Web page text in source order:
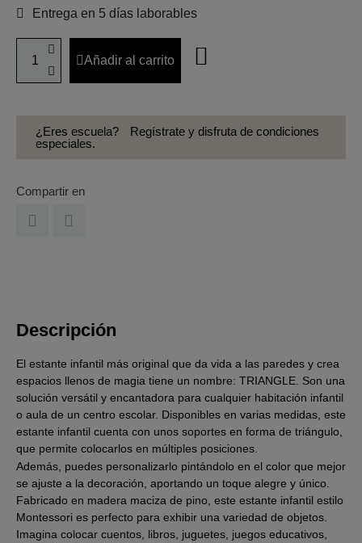
Entrega en 5 días laborables
Añadir al carrito
¿Eres escuela?
Regístrate y disfruta de condiciones
especiales.
Compartir en
Descripción
El estante infantil más original que da vida a las paredes y crea
espacios llenos de magia tiene un nombre: TRIANGLE. Son una
solución versátil y encantadora para cualquier habitación infantil
o aula de un centro escolar. Disponibles en varias medidas, este
estante infantil cuenta con unos soportes en forma de triángulo,
que permite colocarlos en múltiples posiciones.
Además, puedes personalizarlo pintándolo en el color que mejor
se ajuste a la decoración, aportando un toque alegre y único.
Fabricado en madera maciza de pino, este estante infantil estilo
Montessori es perfecto para exhibir una variedad de objetos.
Imagina colocar cuentos, libros, juguetes, juegos educativos,